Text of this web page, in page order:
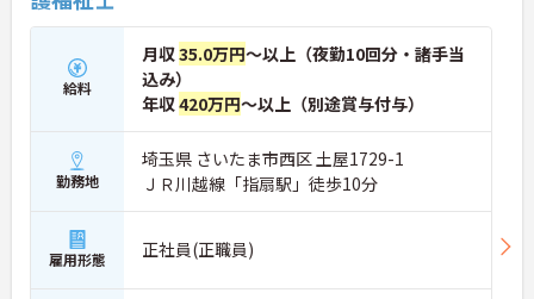
給料
月収35.0万円～以上（夜勤10回分・諸手当
込み）
年収420万円～以上（別途賞与付与）
勤務地
埼玉県 さいたま市西区 土屋1729-1
ＪＲ川越線「指扇駅」徒歩10分
雇用形態 正社員(正職員)